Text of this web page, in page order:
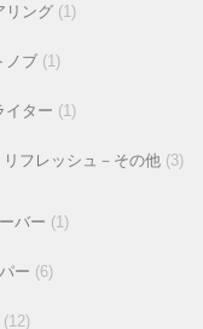
リング (1)
ノブ (1)
イター (1)
リフレッシュ－その他 (3)
バー (1)
ー (6)
(12)